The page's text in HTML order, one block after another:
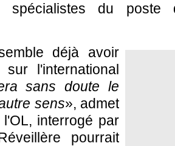
spécialistes du
déjà avoir
l'international
sans doute le
sens», admet
l'OL, interrogé par
pourrait